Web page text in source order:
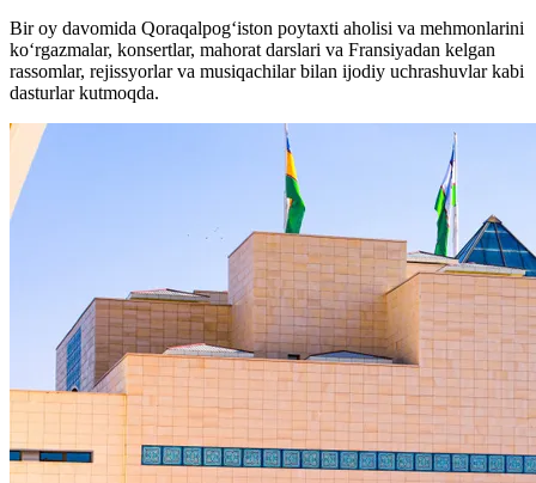
Bir oy davomida Qoraqalpog‘iston poytaxti aholisi va mehmonlarini
ko‘rgazmalar, konsertlar, mahorat darslari va Fransiyadan kelgan
rassomlar, rejissyorlar va musiqachilar bilan ijodiy uchrashuvlar kabi
dasturlar kutmoqda.